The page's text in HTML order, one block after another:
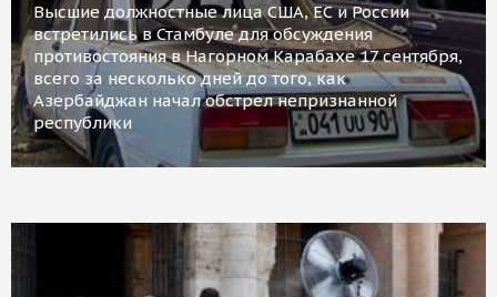
Высшие должностные лица США, ЕС и России
встретились в Стамбуле для обсуждения
противостояния в Нагорном Карабахе 17 сентября,
всего за несколько дней до того, как
Азербайджан начал обстрел непризнанной
республики